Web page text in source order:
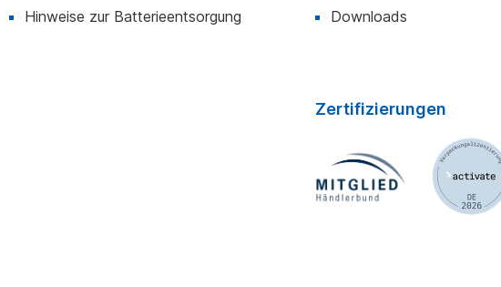
Hinweise zur Batterieentsorgung
Downloads
Zertifizierungen